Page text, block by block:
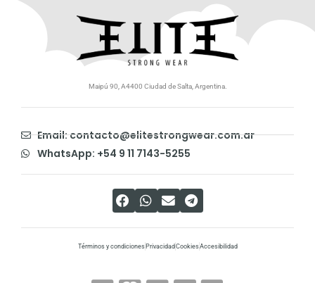
Maipú 90, A4400 Ciudad de Salta, Argentina.
Email: contacto@elitestrongwear.com.ar
WhatsApp: +54 9 11 7143-5255
Términos y condiciones PrivacidadCookiesAccesibilidad